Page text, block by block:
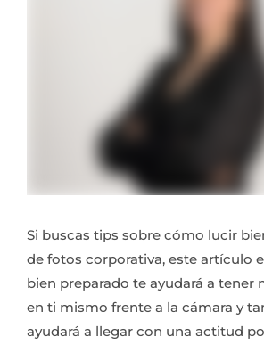
Si buscas tips sobre cómo lucir
de fotos corporativa, este artículo
bien preparado te ayudará a tener
en ti mismo frente a la cámara y
ayudará a llegar con una actitud